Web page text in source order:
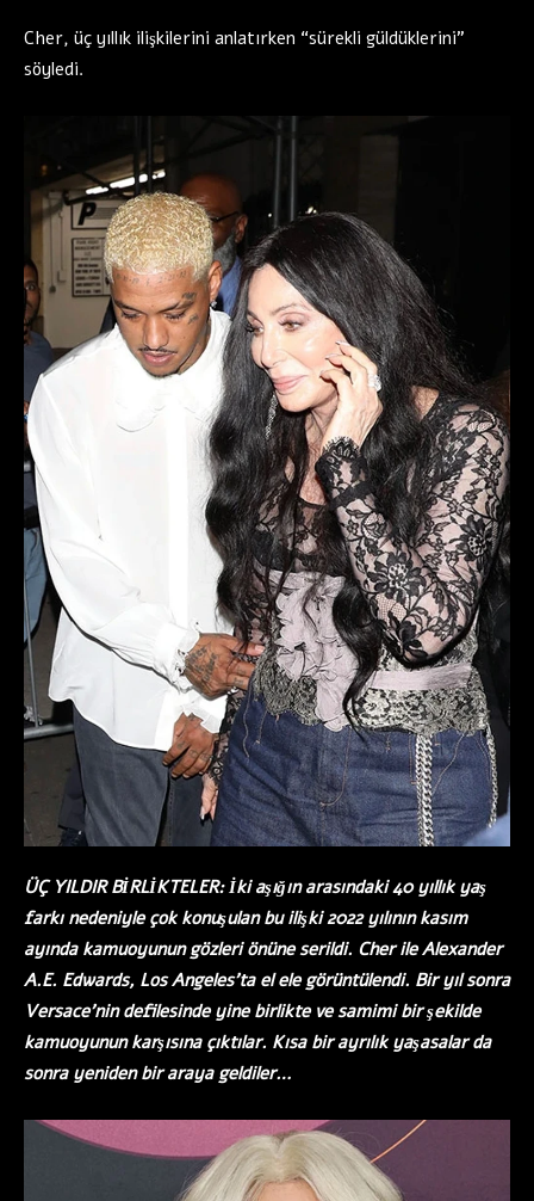
Cher, üç yıllık ilişkilerini anlatırken “sürekli güldüklerini”
söyledi.
ÜÇ YILDIR BİRLİKTELER: İki aşığın arasındaki 40 yıllık yaş
farkı nedeniyle çok konuşulan bu ilişki 2022 yılının kasım
ayında kamuoyunun gözleri önüne serildi. Cher ile Alexander
A.E. Edwards, Los Angeles’ta el ele görüntülendi. Bir yıl sonra
Versace’nin defilesinde yine birlikte ve samimi bir şekilde
kamuoyunun karşısına çıktılar. Kısa bir ayrılık yaşasalar da
sonra yeniden bir araya geldiler…